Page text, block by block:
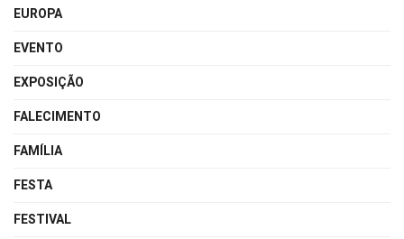
EUROPA
EVENTO
EXPOSIÇÃO
FALECIMENTO
FAMÍLIA
FESTA
FESTIVAL